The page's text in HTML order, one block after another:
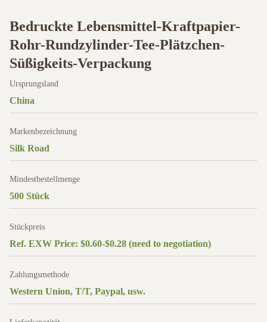
Bedruckte Lebensmittel-Kraftpapier-
Rohr-Rundzylinder-Tee-Plätzchen-
Süßigkeits-Verpackung
Ursprungsland
China
Markenbezeichnung
Silk Road
Mindestbestellmenge
500 Stück
Stückpreis
Ref. EXW Price: $0.60-$0.28 (need to negotiation)
Zahlungsmethode
Western Union, T/T, Paypal, usw.